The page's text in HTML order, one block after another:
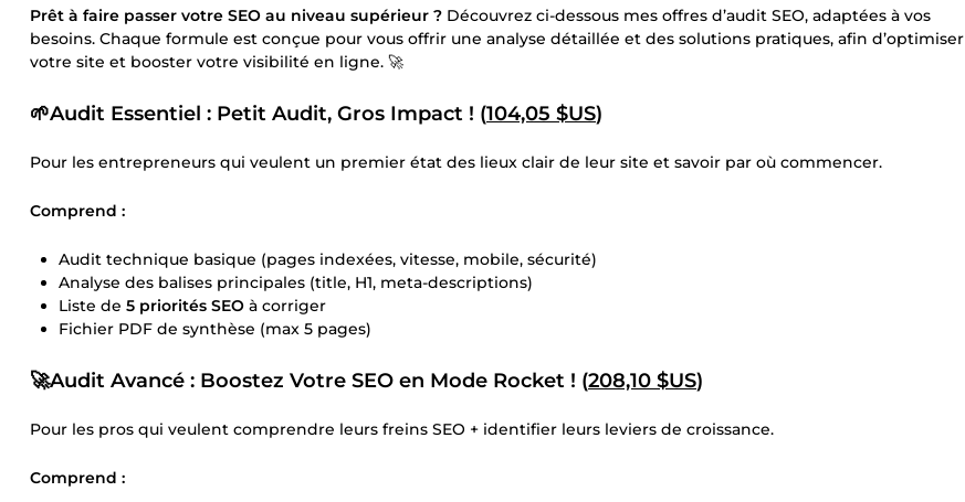
Prêt à faire passer votre SEO au niveau supérieur ? Découvrez ci-dessous mes offres d’audit SEO, adaptées à vos
besoins. Chaque formule est conçue pour vous offrir une analyse détaillée et des solutions pratiques, afin d’optimiser
votre site et booster votre visibilité en ligne. 🚀
🌱Audit Essentiel : Petit Audit, Gros Impact ! (104,05 $US)
Pour les entrepreneurs qui veulent un premier état des lieux clair de leur site et savoir par où commencer.
Comprend :
Audit technique basique (pages indexées, vitesse, mobile, sécurité)
Analyse des balises principales (title, H1, meta-descriptions)
Liste de 5 priorités SEO à corriger
Fichier PDF de synthèse (max 5 pages)
🚀Audit Avancé : Boostez Votre SEO en Mode Rocket ! (208,10 $US)
Pour les pros qui veulent comprendre leurs freins SEO + identifier leurs leviers de croissance.
Comprend :